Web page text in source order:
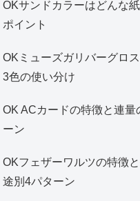
OKサンドカラーはどんな
ポイント
OKミューズガリバーグロ
3色の使い分け
OK ACカードの特徴と連
ーン
OKフェザーワルツの特徴
途別4パターン